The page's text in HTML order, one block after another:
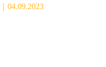
04.09.2023